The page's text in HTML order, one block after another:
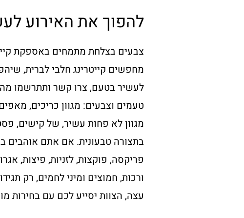
להפוך את האירוע
צבעים בצלחת מתמחים באספקת
מחפשים קייטרינג חלבי לברית,
לעשיר בטעם, צרו קשר ותתרשמו
טעמים וצבעים: מגוון כריכים,
מגוון לא פחות עשיר, של קישים,
בתצורה טבעונית. אם אתם אוהבים
פריקסה, פוקצות, לזניות, פיצות,
ורכות, חמוצים ומיני לחמים, רק
עצה, הצוות יסייע לכם עם בחירות